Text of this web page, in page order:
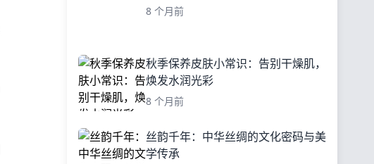
8 个月前
秋季保养皮肤小常识：告别干燥肌，
焕发水润光彩
8 个月前
丝韵千年：中华丝绸的文化密码与美
学传承